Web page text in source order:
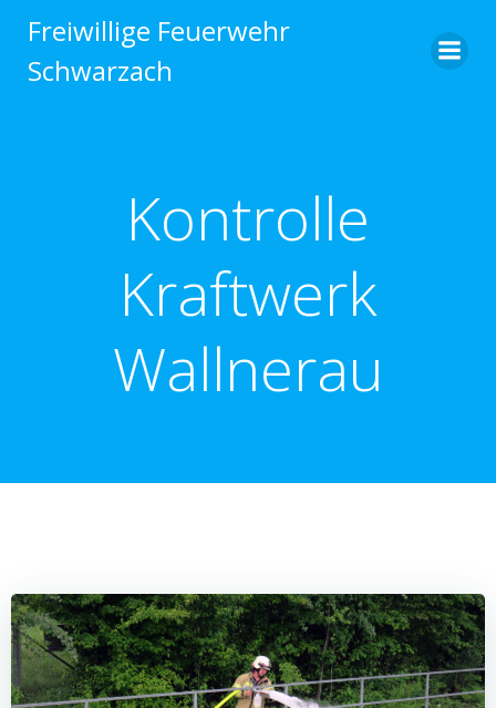
Inhalt
Freiwillige Feuerwehr
Schwarzach
Kontrolle
Kraftwerk
Wallnerau